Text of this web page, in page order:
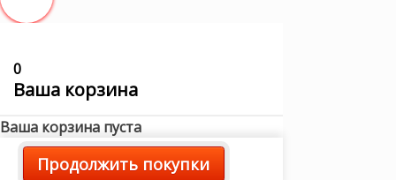
0
Ваша корзина
Ваша корзина пуста
Продолжить покупки